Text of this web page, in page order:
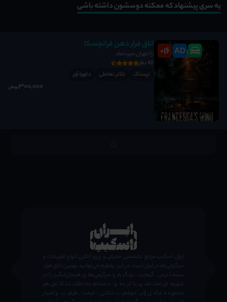
یه سری پیشنهاد که ممکنه دوسشون داشته باشی
AD
16
+
اتاق فرار ذهن فرانچسکا
تهران،میرداماد
40 نظر
ترسناک
تئاتر تعاملی دلهره آور
300٬000تومان
ایران اسکیپ مرجع تخصصی معرفی و رزرو آنلاین انواع تفریحات و
سرگرمی‌ها در ایران است. در این پلتفرم می‌توانید بهترین اتاق فرار،
سینما ترس، گیم‌نت، بردگیم و سرگرمی‌های هیجان‌انگیز را در
شهرهای مختلف پیدا کرده و با مشاهده اطلاعات کامل هر
مجموعه شامل ژانر، موقعیت مکانی، قیمت، ظرفیت و امتیاز